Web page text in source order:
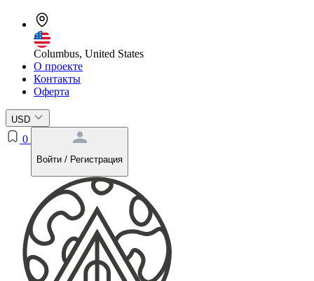
Columbus, United States
О проекте
Контакты
Оферта
USD
0
Войти / Регистрация